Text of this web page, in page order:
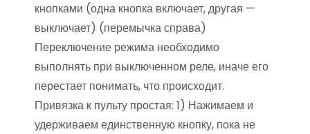
кнопками (одна кнопка включает, другая —
выключает) (перемычка справа)
Переключение режима необходимо
выполнять при выключенном реле, иначе его
перестает понимать, что происходит.
Привязка к пульту простая: 1) Нажимаем и
удерживаем единственную кнопку, пока не